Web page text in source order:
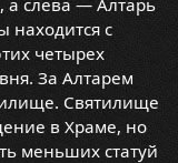
находится с
четырех
За Алтарем
Святилище
в Храме, но
меньших статуй